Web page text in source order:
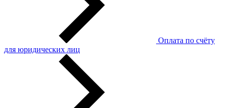
Оплата по счёту
для юридических лиц